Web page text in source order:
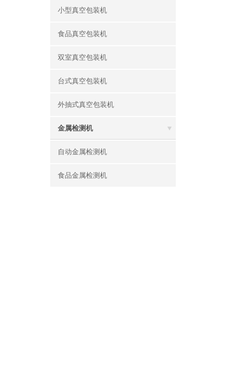
小型真空包装机
食品真空包装机
双室真空包装机
台式真空包装机
外抽式真空包装机
金属检测机
自动金属检测机
食品金属检测机